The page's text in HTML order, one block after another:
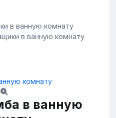
в ванную комнату
в ванную